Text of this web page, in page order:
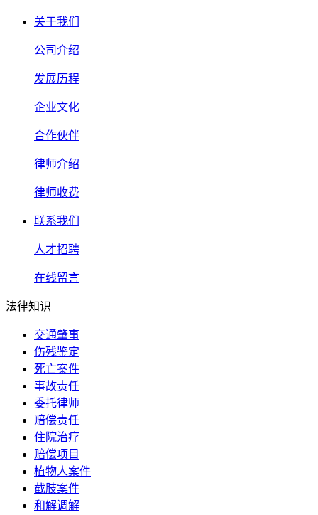
关于我们
公司介绍
发展历程
企业文化
合作伙伴
律师介绍
律师收费
联系我们
人才招聘
在线留言
法律知识
交通肇事
伤残鉴定
死亡案件
事故责任
委托律师
赔偿责任
住院治疗
赔偿项目
植物人案件
截肢案件
和解调解